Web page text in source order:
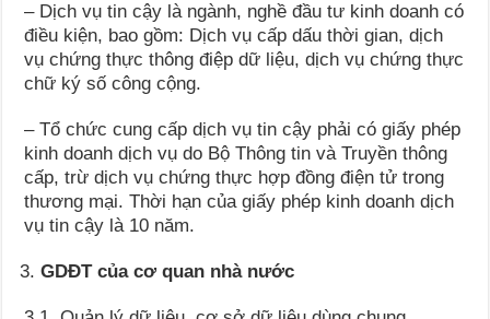
– Dịch vụ tin cậy là ngành, nghề đầu tư kinh doanh có
điều kiện, bao gồm: Dịch vụ cấp dấu thời gian, dịch
vụ chứng thực thông điệp dữ liệu, dịch vụ chứng thực
chữ ký số công cộng.
– Tổ chức cung cấp dịch vụ tin cậy phải có giấy phép
kinh doanh dịch vụ do Bộ Thông tin và Truyền thông
cấp, trừ dịch vụ chứng thực hợp đồng điện tử trong
thương mại. Thời hạn của giấy phép kinh doanh dịch
vụ tin cậy là 10 năm.
GDĐT của cơ quan nhà nước